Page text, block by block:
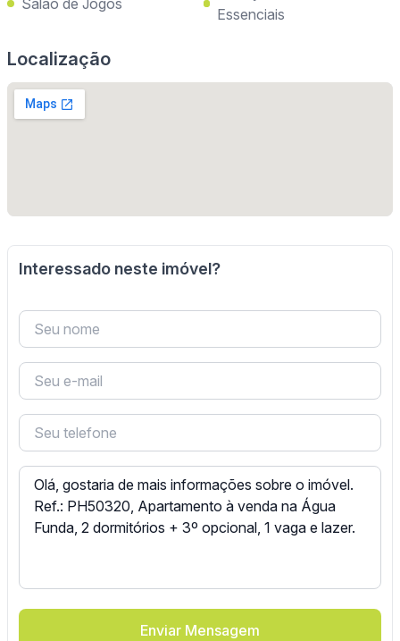
Salão de Jogos
Essenciais
Localização
Interessado neste imóvel?
Enviar Mensagem